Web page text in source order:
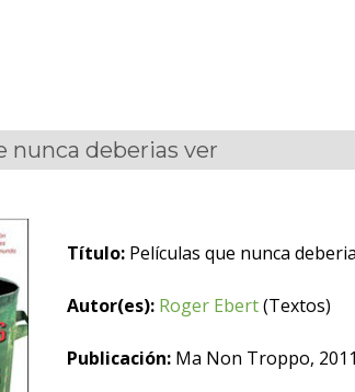
nunca deberias ver
Título: Películas que nunca
Autor(es): Roger Ebert(Textos)
Publicación: Ma Non Troppo, 2011